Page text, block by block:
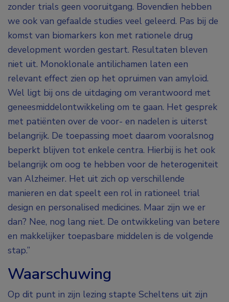
zonder trials geen vooruitgang. Bovendien hebben
we ook van gefaalde studies veel geleerd. Pas bij de
komst van biomarkers kon met rationele drug
development worden gestart. Resultaten bleven
niet uit. Monoklonale antilichamen laten een
relevant effect zien op het opruimen van amyloïd.
Wel ligt bij ons de uitdaging om verantwoord met
geneesmiddelontwikkeling om te gaan. Het gesprek
met patiënten over de voor- en nadelen is uiterst
belangrijk. De toepassing moet daarom vooralsnog
beperkt blijven tot enkele centra. Hierbij is het ook
belangrijk om oog te hebben voor de heterogeniteit
van Alzheimer. Het uit zich op verschillende
manieren en dat speelt een rol in rationeel trial
design en personalised medicines. Maar zijn we er
dan? Nee, nog lang niet. De ontwikkeling van betere
en makkelijker toepasbare middelen is de volgende
stap.”
Waarschuwing
Op dit punt in zijn lezing stapte Scheltens uit zijn